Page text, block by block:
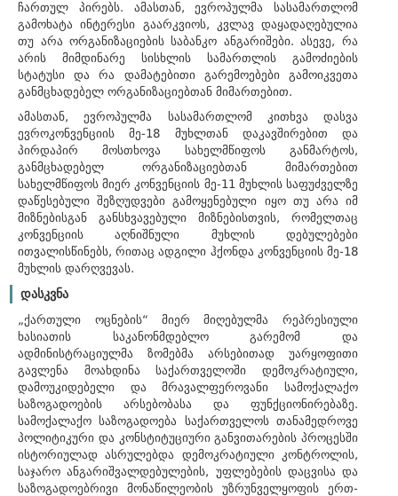
ჩართულ პირებს. ამასთან, ევროპულმა სასამართლომ
გამოხატა ინტერესი გაარკვიოს, კვლავ დაყადაღებულია
თუ არა ორგანიზაციების საბანკო ანგარიშები. ასევე, რა
არის მიმდინარე სისხლის სამართლის გამოძიების
სტატუსი და რა დამატებითი გარემოებები გამოიკვეთა
განმცხადებელ ორგანიზაციებთან მიმართებით.
ამასთან, ევროპულმა სასამართლომ კითხვა დასვა
ევროკონვენციის მე-18 მუხლთან დაკავშირებით და
პირდაპირ მოსთხოვა სახელმწიფოს განმარტოს,
განმცხადებელ ორგანიზაციებთან მიმართებით
სახელმწიფოს მიერ კონვენციის მე-11 მუხლის საფუძველზე
დაწესებული შეზღუდვები გამოყენებული იყო თუ არა იმ
მიზნებისგან განსხვავებული მიზნებისთვის, რომელთაც
კონვენციის აღნიშნული მუხლის დებულებები
ითვალისწინებს, რითაც ადგილი ჰქონდა კონვენციის მე-18
მუხლის დარღვევას.
დასკვნა
„ქართული ოცნების“ მიერ მიღებულმა რეპრესიული
ხასიათის საკანონმდებლო გარემომ და
ადმინისტრაციულმა ზომებმა არსებითად უარყოფითი
გავლენა მოახდინა საქართველოში დემოკრატიული,
დამოუკიდებელი და მრავალფეროვანი სამოქალაქო
საზოგადოების არსებობასა და ფუნქციონირებაზე.
სამოქალაქო საზოგადოება საქართველოს თანამედროვე
პოლიტიკური და კონსტიტუციური განვითარების პროცესში
ისტორიულად ასრულებდა დემოკრატიული კონტროლის,
საჯარო ანგარიშვალდებულების, უფლებების დაცვისა და
საზოგადოებრივი მონაწილეობის უზრუნველყოფის ერთ-